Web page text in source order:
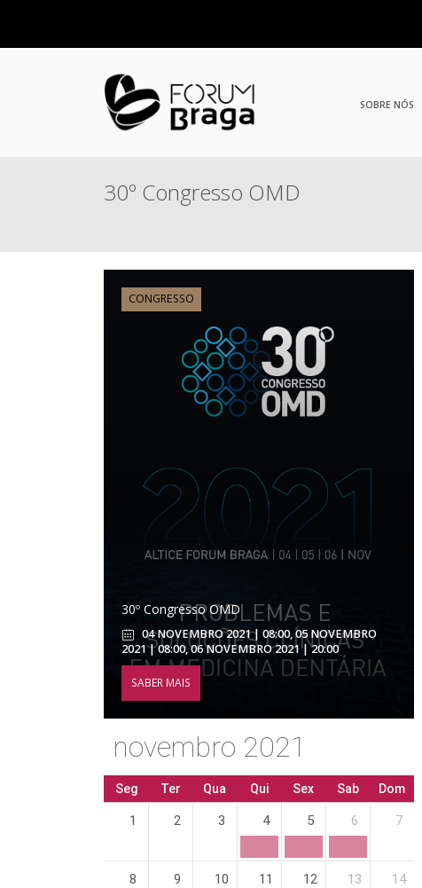
SOBRE NÓS
30º Congresso OMD
CONGRESSO
30º Congresso OMD
04 NOVEMBRO 2021 | 08:00, 05 NOVEMBRO
2021 | 08:00, 06 NOVEMBRO 2021 | 20:00
SABER MAIS
novembro 2021
Seg Ter Qua Qui Sex Sab Dom
1 2 3 4 5 6 7
8 9 10 11 12 13 14